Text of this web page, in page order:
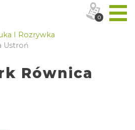
I Rozrywka
Ustroń
Równica
0